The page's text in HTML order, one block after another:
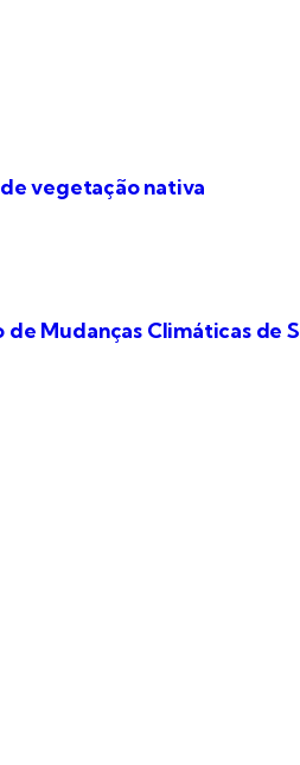
vegetação nativa
Mudanças Climáticas de